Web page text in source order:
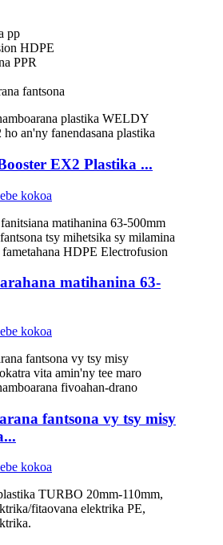
EX2 Plastika ...
kokoa
matihanina 63-
kokoa
fantsona vy tsy misy
kokoa